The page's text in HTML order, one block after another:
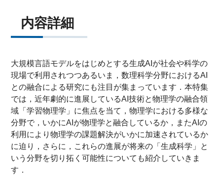
内容詳細
大規模言語モデルをはじめとする生成AIが社会や科学の
現場で利用されつつあるいま，数理科学分野におけるAI
との融合による研究にも注目が集まっています．本特集
では，近年劇的に進展しているAI技術と物理学の融合領
域「学習物理学」に焦点を当て，物理学における多様な
分野で，いかにAIが物理学と融合しているか，またAIの
利用により物理学の課題解決がいかに加速されているか
に迫り，さらに，これらの進展が将来の「生成科学」と
いう分野を切り拓く可能性についても紹介していきま
す．